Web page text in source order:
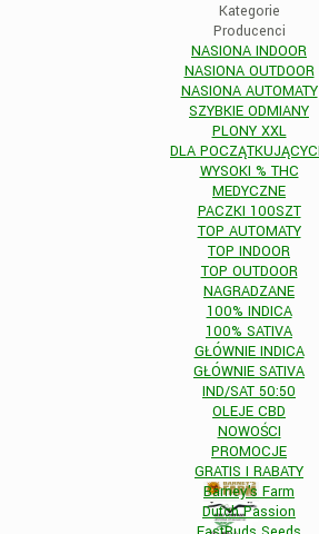
Kategorie
Producenci
NASIONA INDOOR
NASIONA OUTDOOR
NASIONA AUTOMATY
SZYBKIE ODMIANY
PLONY XXL
DLA
WYSOKI % THC
MEDYCZNE
PACZKI 100SZT
TOP AUTOMATY
TOP INDOOR
TOP OUTDOOR
NAGRADZANE
100% INDICA
100% SATIVA
GŁÓWNIE INDICA
GŁÓWNIE SATIVA
IND/SAT 50:50
OLEJE CBD
NOWOŚCI
PROMOCJE
GRATIS I RABATY
Barney's Farm
Dutch Passion